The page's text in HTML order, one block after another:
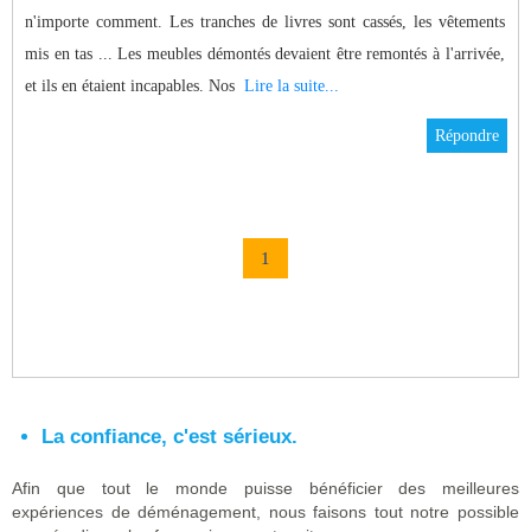
n'importe comment. Les tranches de livres sont cassés, les vêtements
mis en tas ... Les meubles démontés devaient être remontés à l'arrivée,
et ils en étaient incapables. Nos Lire la suite...
Répondre
1
La confiance, c'est sérieux.
Afin que tout le monde puisse bénéficier des meilleures
expériences de déménagement, nous faisons tout notre possible